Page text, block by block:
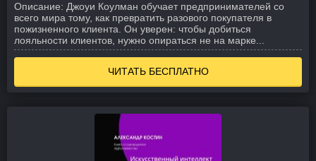
Описание: Джоуи Коулман обучает предпринимателей со
всего мира тому, как превратить разового покупателя в
пожизненного клиента. Он уверен: чтобы добиться
лояльности клиентов, нужно опираться не на марке...
ЧИТАТЬ БЕСПЛАТНО